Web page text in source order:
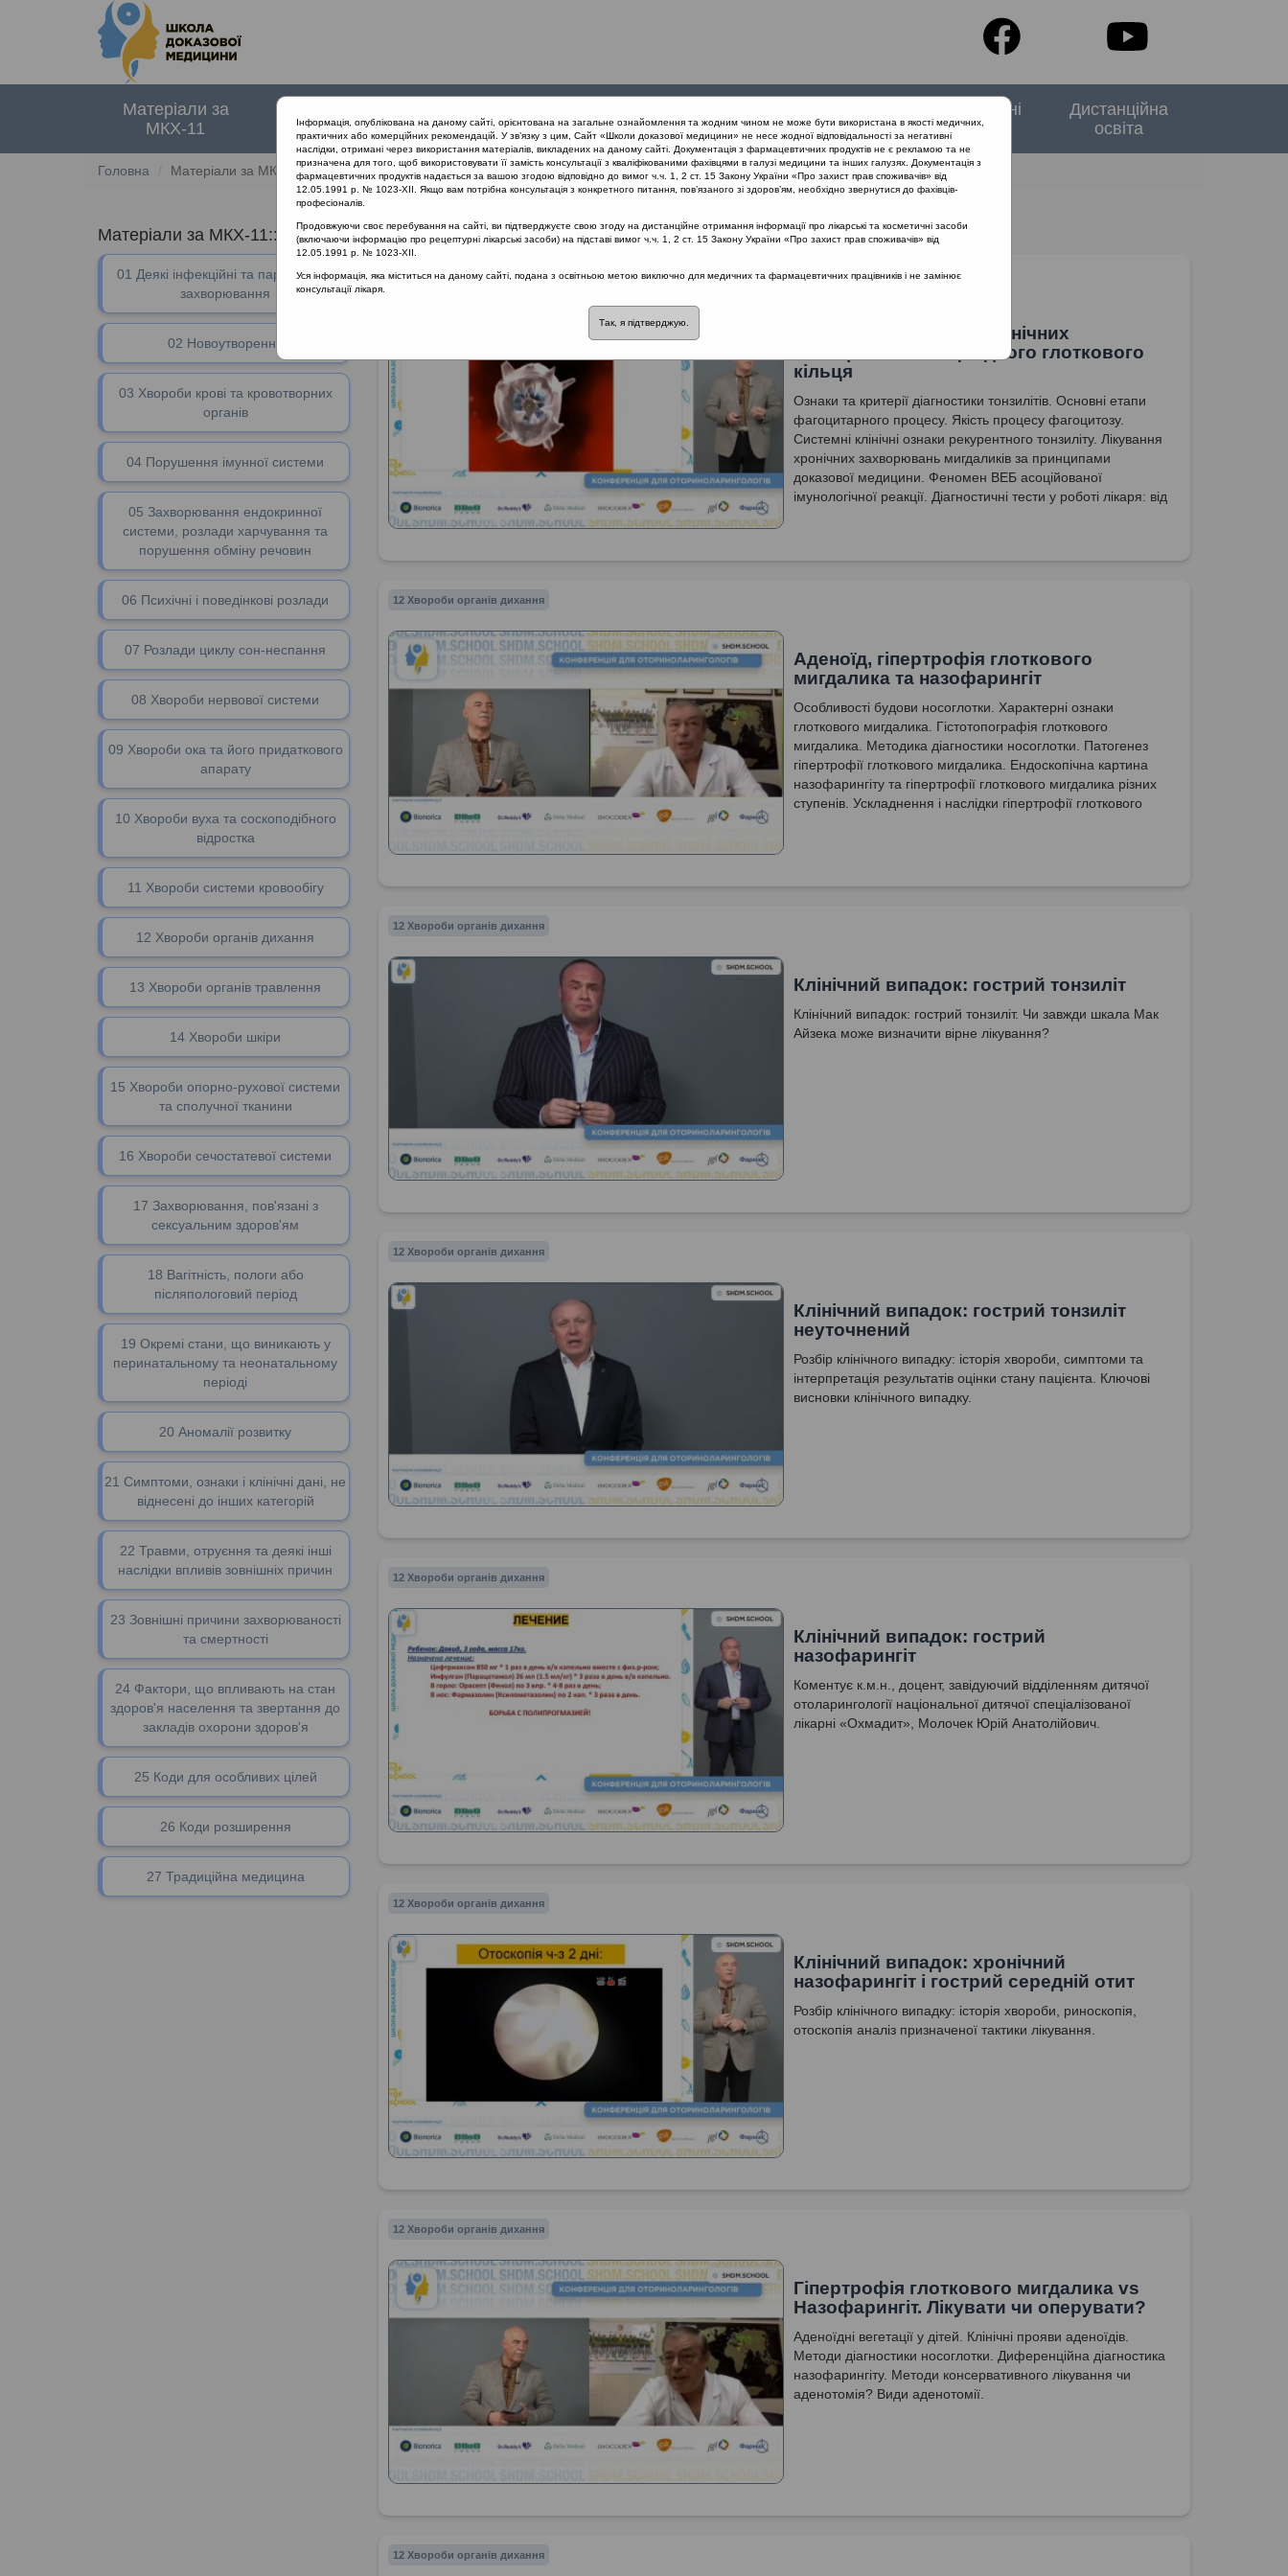
Матеріали за
МКХ-11
документи
заходи
проекту
Спеціальні
випуски
Дистанційна
освіта
Головна Матеріали за МКХ-11
Матеріали за МКХ-11:: 12 Хвороби органів дихання
01 Деякі інфекційні та паразитарні
захворювання
02 Новоутворення
03 Хвороби крові та кровотворних
органів
04 Порушення імунної системи
05 Захворювання ендокринної
системи, розлади харчування та
порушення обміну речовин
06 Психічні і поведінкові розлади
07 Розлади циклу сон-неспання
08 Хвороби нервової системи
09 Хвороби ока та його придаткового
апарату
10 Хвороби вуха та соскоподібного
відростка
11 Хвороби системи кровообігу
12 Хвороби органів дихання
13 Хвороби органів травлення
14 Хвороби шкіри
15 Хвороби опорно-рухової системи
та сполучної тканини
16 Хвороби сечостатевої системи
17 Захворювання, пов'язані з
сексуальним здоров'ям
18 Вагітність, пологи або
післяпологовий період
19 Окремі стани, що виникають у
перинатальному та неонатальному
періоді
20 Аномалії розвитку
21 Симптоми, ознаки і клінічні дані, не
віднесені до інших категорій
22 Травми, отруєння та деякі інші
наслідки впливів зовнішніх причин
23 Зовнішні причини захворюваності
та смертності
24 Фактори, що впливають на стан
здоров'я населення та звертання до
закладів охорони здоров'я
25 Коди для особливих цілей
26 Коди розширення
27 Традиційна медицина
12 Хвороби органів дихання
Сучасна парадигма хронічних
захворювань лімфоїдного глоткового
кільця
Ознаки та критерії діагностики тонзилітів. Основні етапи
фагоцитарного процесу. Якість процесу фагоцитозу.
Системні клінічні ознаки рекурентного тонзиліту. Лікування
хронічних захворювань мигдаликів за принципами
доказової медицини. Феномен ВЕБ асоційованої
імунологічної реакції. Діагностичні тести у роботі лікаря: від
12 Хвороби органів дихання
Аденоїд, гіпертрофія глоткового
мигдалика та назофарингіт
Особливості будови носоглотки. Характерні ознаки
глоткового мигдалика. Гістотопографія глоткового
мигдалика. Методика діагностики носоглотки. Патогенез
гіпертрофії глоткового мигдалика. Ендоскопічна картина
назофарингіту та гіпертрофії глоткового мигдалика різних
ступенів. Ускладнення і наслідки гіпертрофії глоткового
12 Хвороби органів дихання
Клінічний випадок: гострий тонзиліт
Клінічний випадок: гострий тонзиліт. Чи завжди шкала Мак
Айзека може визначити вірне лікування?
12 Хвороби органів дихання
Клінічний випадок: гострий тонзиліт
неуточнений
Розбір клінічного випадку: історія хвороби, симптоми та
інтерпретація результатів оцінки стану пацієнта. Ключові
висновки клінічного випадку.
12 Хвороби органів дихання
Клінічний випадок: гострий
назофарингіт
Коментує к.м.н., доцент, завідуючий відділенням дитячої
отоларингології національної дитячої спеціалізованої
лікарні «Охмадит», Молочек Юрій Анатолійович.
12 Хвороби органів дихання
Клінічний випадок: хронічний
назофарингіт і гострий середній отит
Розбір клінічного випадку: історія хвороби, риноскопія,
отоскопія аналіз призначеної тактики лікування.
12 Хвороби органів дихання
Гіпертрофія глоткового мигдалика vs
Назофарингіт. Лікувати чи оперувати?
Аденоїдні вегетації у дітей. Клінічні прояви аденоїдів.
Методи діагностики носоглотки. Диференційна діагностика
назофарингіту. Методи консервативного лікування чи
аденотомія? Види аденотомії.
12 Хвороби органів дихання
Інформація, опублікована на даному сайті, орієнтована на загальне ознайомлення та жодним чином не може бути використана в якості медичних,
практичних або комерційних рекомендацій. У зв’язку з цим, Сайт «Школи доказової медицини» не несе жодної відповідальності за негативні
наслідки, отримані через використання матеріалів, викладених на даному сайті. Документація з фармацевтичних продуктів не є рекламою та не
призначена для того, щоб використовувати її замість консультації з кваліфікованими фахівцями в галузі медицини та інших галузях. Документація з
фармацевтичних продуктів надається за вашою згодою відповідно до вимог ч.ч. 1, 2 ст. 15 Закону України «Про захист прав споживачів» від
12.05.1991 р. № 1023-XII. Якщо вам потрібна консультація з конкретного питання, пов’язаного зі здоров’ям, необхідно звернутися до фахівців-
професіоналів.
Продовжуючи своє перебування на сайті, ви підтверджуєте свою згоду на дистанційне отримання інформації про лікарські та косметичні засоби
(включаючи інформацію про рецептурні лікарські засоби) на підставі вимог ч.ч. 1, 2 ст. 15 Закону України «Про захист прав споживачів» від
12.05.1991 р. № 1023-XII.
Уся інформація, яка міститься на даному сайті, подана з освітньою метою виключно для медичних та фармацевтичних працівників і не замінює
консультації лікаря.
Так, я підтверджую.